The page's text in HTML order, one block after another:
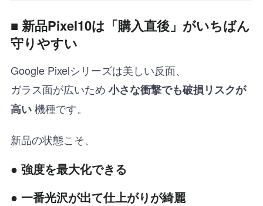
■ 新品Pixel10は「購入直後」がいちばん
守りやすい
Google Pixelシリーズは美しい反面、
ガラス面が広いため 小さな衝撃でも破損リスクが
高い機種です。
新品の状態こそ、
● 強度を最大化できる
● 一番光沢が出て仕上がりが綺麗